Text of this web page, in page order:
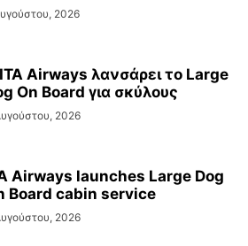
2026
Airways λανσάρει το Large
On Board για σκύλους
2026
Airways launches Large Dog
Board cabin service
2026